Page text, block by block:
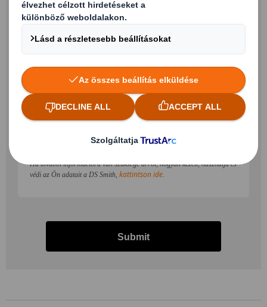
információkat kapni aDS Smithtermékeiről és
szolgáltatásairól.*
Az e-mailes marketinggel kapcsolatos beleegyezését bármikor
lehetőség használatával.
Ha további információra van szüksége arról, hogyan kezeli, használja és
védi az Ön adatait a DS Smith, kattintson ide.
Submit